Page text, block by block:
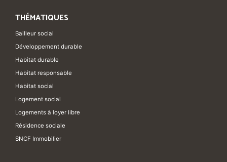
THÉMATIQUES
Bailleur social
Développement durable
Habitat durable
Habitat responsable
Habitat social
Logement social
Logements à loyer libre
Résidence sociale
SNCF Immobilier